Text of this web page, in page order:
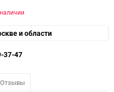
и области
37-47
Отзывы